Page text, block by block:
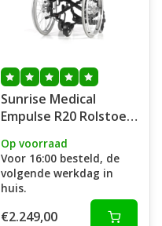
Sunrise Medical
Empulse R20 Rolstoel
Op voorraad
Voor 16:00 besteld, de
volgende werkdag in
huis.
€2.249,00